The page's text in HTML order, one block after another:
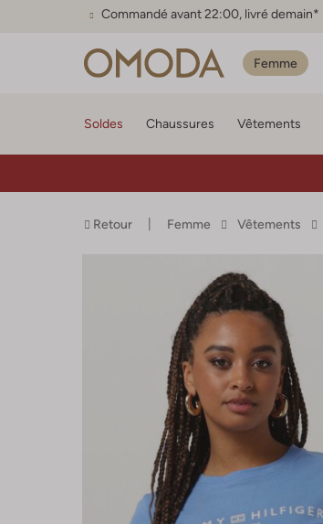
Commandé avant 22:00, livré demain*
Femme
Soldes Chaussures Vêtements
Retour Femme Vêtements